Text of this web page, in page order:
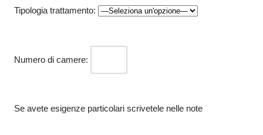
Tipologia trattamento:
Numero di camere:
Se avete esigenze particolari scrivetele nelle note